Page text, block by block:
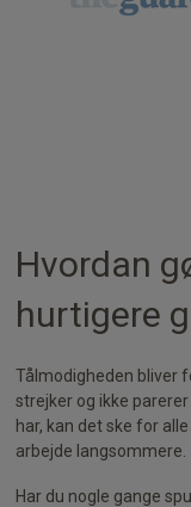
Hvordan
hurtigere
Tålmodigheden bliver
strejker og ikke
har, kan det ske for
arbejde langsommere.
Har du nogle gange